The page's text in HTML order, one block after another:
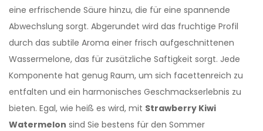
eine erfrischende Säure hinzu, die für eine spannende
Abwechslung sorgt. Abgerundet wird das fruchtige Profil
durch das subtile Aroma einer frisch aufgeschnittenen
Wassermelone, das für zusätzliche Saftigkeit sorgt. Jede
Komponente hat genug Raum, um sich facettenreich zu
entfalten und ein harmonisches Geschmackserlebnis zu
bieten. Egal, wie heiß es wird, mit Strawberry Kiwi
Watermelon sind Sie bestens für den Sommer